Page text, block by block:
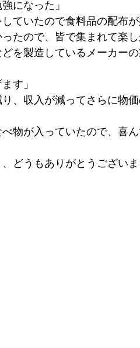
になった」
ていたので食料品の配布
たので、皆で集まれて楽
を製造しているメーカー
す」
、収入が減ってさらに物
物が入っていたので、喜
どうもありがとうござい